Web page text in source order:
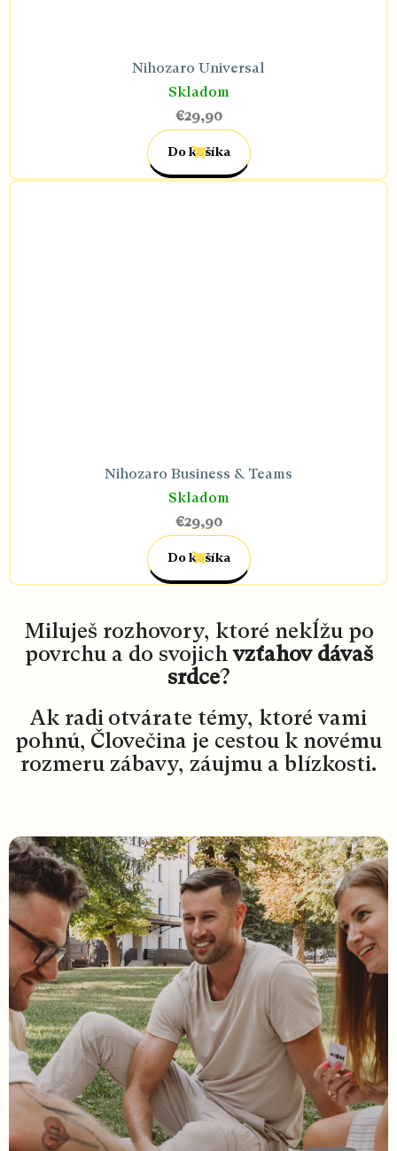
Nihozaro Universal
Skladom
€29,90
Do košíka
Nihozaro Business & Teams
Skladom
€29,90
Do košíka
Miluješ rozhovory, ktoré nekĺžu po
povrchu a do svojichvzťahov dávaš
srdce?
Ak radi otvárate témy, ktoré vami
pohnú, Človečina je cestou k novému
rozmeru zábavy, záujmu a blízkosti.